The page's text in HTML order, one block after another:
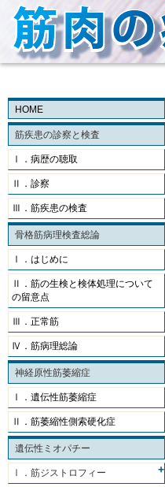
HOME
筋疾患の診察と検査
Ⅰ．病歴の聴取
Ⅱ．診察
Ⅲ．筋疾患の検査
骨格筋病理検査総論
Ⅰ．はじめに
Ⅱ．筋の生検と検体処理について
の留意点
Ⅲ．正常筋
Ⅳ．筋病理総論
神経原性筋萎縮症
Ⅰ．遺伝性筋萎縮症
Ⅱ．筋萎縮性側索硬化症
遺伝性ミオパチー
Ⅰ．筋ジストロフィー